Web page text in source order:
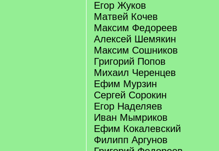
Егор Жуков
Матвей Кочев
Максим Федореев
Алексей Шемякин
Максим Сошников
Григорий Попов
Михаил Черенцев
Ефим Мурзин
Сергей Сорокин
Егор Наделяев
Иван Мымриков
Ефим Кокалевский
Филипп Аргунов